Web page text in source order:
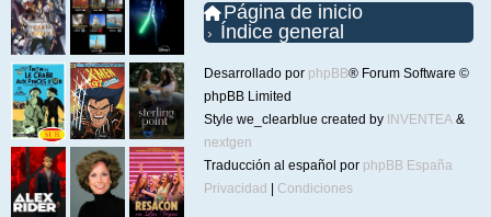
Página de inicio
Índice general
Desarrollado por phpBB® Forum Software ©
phpBB Limited
Style we_clearblue created by INVENTEA &
nextgen
Traducción al español por phpBB España
Privacidad
Condiciones